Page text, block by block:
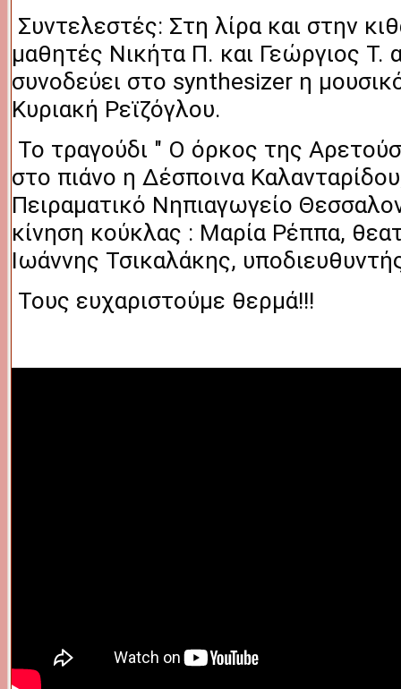
μαθητές Νικήτα Π. και Γεώργιος Τ.
συνοδεύει στο synthesizer η
Κυριακή Ρεϊζόγλου.
στο πιάνο η Δέσποινα
Πειραματικό Νηπιαγωγείο
κίνηση κούκλας : Μαρία Ρέππα,
Ιωάννης Τσικαλάκης,
Τους ευχαριστούμε θερμά!!!